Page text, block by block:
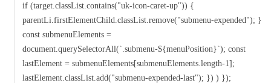
if (target.classList.contains("uk-icon-caret-up")) {
parentLi.firstElementChild.classList.remove("submenu-expended"); }
const submenuElements =
document.querySelectorAll(`.submenu-${menuPosition}`); const
lastElement = submenuElements[submenuElements.length-1];
lastElement.classList.add("submenu-expended-last"); }) ) });